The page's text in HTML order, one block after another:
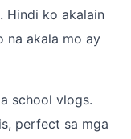
. Hindi ko akalain
na akala mo ay
school vlogs.
perfect sa mga